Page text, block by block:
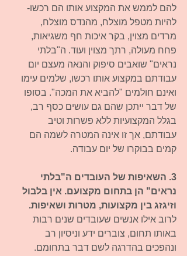
להם לממש את המקצוע אותו הם רכשו-
להיות מטפל מוצלח, מהנדס מוצלח,
מרדים מצוין, בקר איכות חף משגיאות,
פחח מעולה, רתך מצוין ועוד. ה"בלתי
נראים" שואבים סיפוק והנאה מעצם יום
עבודתם במקצוע אותו רכשו, שלמים עימו
ואינם חולמים "להביא את המכה". בסופו
של דבר ייתכן שהם גם עושים כסף רב,
בגלל המקצועיות ללא פשרות וטיב
עבודתם, אך זו אינה המטרה לשמה הם
קמים בבוקרו של יום עבודה.
3. השאיפות של העובדים ה"בלתי
נראים" הן בתחום מקצועם. אין בלבול
וזיגזג בין מקצועות, מטרות ושאיפות.
לרוב אילו אנשים שעובדים שנים רבות
באותו תחום, צוברים ידע וניסיון רב
ונהפכים בהדרגה לשם דבר בתחומם.